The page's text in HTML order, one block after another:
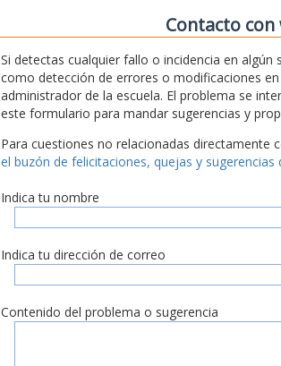
Contacto
Si detectas cualquier fallo o incidencia en
como detección de errores o modificaciones
administrador de la escuela. El problema se
este formulario para mandar sugerencias y
Para cuestiones no relacionadas directamente
el buzón de felicitaciones, quejas y sugerencias
Indica tu nombre
Indica tu dirección de correo
Contenido del problema o sugerencia